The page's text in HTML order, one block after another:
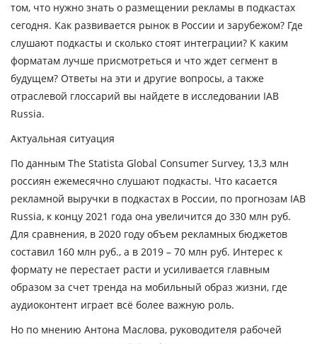
том, что нужно знать о размещении рекламы в подкастах
сегодня. Как развивается рынок в России и зарубежом? Где
слушают подкасты и сколько стоят интеграции? К каким
форматам лучше присмотреться и что ждет сегмент в
будущем? Ответы на эти и другие вопросы, а также
отраслевой глоссарий вы найдете в исследовании IAB
Russia.
Актуальная ситуация
По данным The Statista Global Consumer Survey, 13,3 млн
россиян ежемесячно слушают подкасты. Что касается
рекламной выручки в подкастах в России, по прогнозам IAB
Russia, к концу 2021 года она увеличится до 330 млн руб.
Для сравнения, в 2020 году объем рекламных бюджетов
составил 160 млн руб., а в 2019 – 70 млн руб. Интерес к
формату не перестает расти и усиливается главным
образом за счет тренда на мобильный образ жизни, где
аудиоконтент играет всё более важную роль.
Но по мнению Антона Маслова, руководителя рабочей